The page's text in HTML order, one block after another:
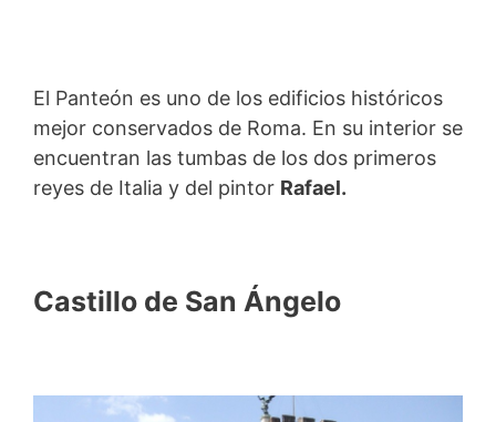
El Panteón es uno de los edificios históricos
mejor conservados de Roma. En su interior se
encuentran las tumbas de los dos primeros
reyes de Italia y del pintor Rafael.
Castillo de San Ángelo